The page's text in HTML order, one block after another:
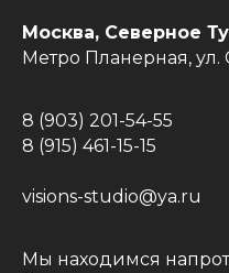
Москва, Северное
Метро Планерная, ул.
8 (903) 201-54-55
8 (915) 461-15-15
visions-studio@ya.ru
Мы находимся